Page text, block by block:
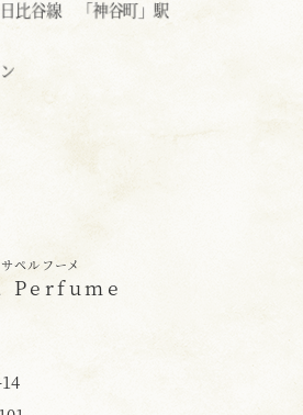
「品川」駅 徒歩15分
ペルフーメ
Perfume